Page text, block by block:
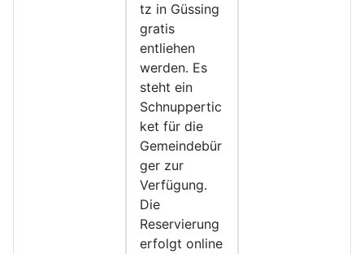
tz in Güssing
gratis
entliehen
werden. Es
steht ein
Schnuppertic
ket für die
Gemeindebür
ger zur
Verfügung.
Die
Reservierung
erfolgt online